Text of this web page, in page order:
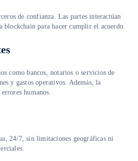
de confianza. Las partes interactúan
blockchain para hacer cumplir el acuerdo.
como bancos, notarios o servicios de
y gastos operativos. Además, la
humanos.
24/7, sin limitaciones geográficas ni